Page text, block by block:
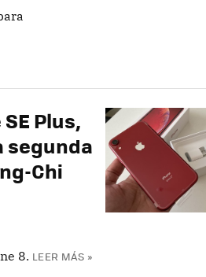
Plus,
segunda
Chi
8. LEER MÁS »